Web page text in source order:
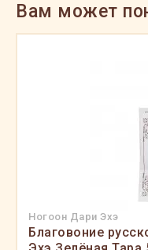
Вам может
Ногоон Дари Эхэ
Благовоние